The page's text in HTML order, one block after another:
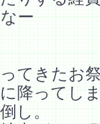
ー
てきたお
降ってし
し。